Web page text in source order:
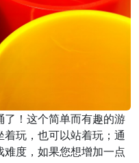
！这个简单而有趣的游
玩，也可以站着玩；通
度，如果您想增加一点